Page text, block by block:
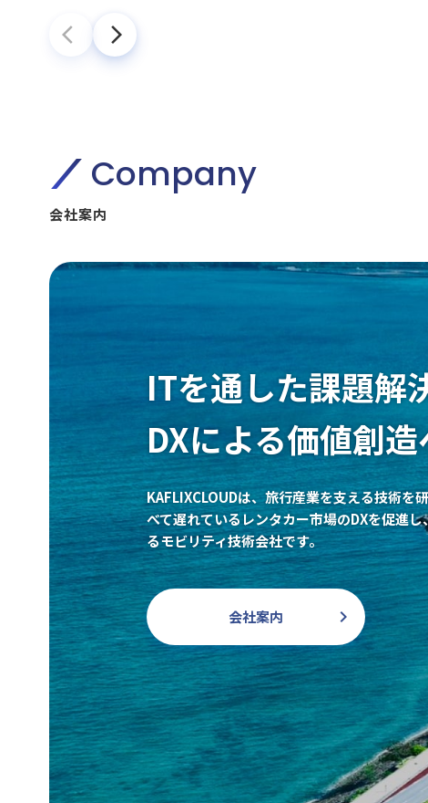
arrow_back_ios arrow_forward_ios
Company
会社案内
ITを通した課題解
DXによる価値創
KAFLIXCLOUDは、旅行産業を支える技術を
べて遅れているレンタカー市場のDXを促進
るモビリティ技術会社です。
会社案内